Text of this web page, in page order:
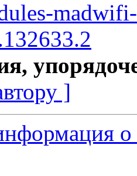
]
о